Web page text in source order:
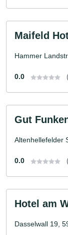
Maifeld
Hammer
0.0
Gut
Altenhellefelder
0.0
Hotel am
Dasselwall 19,